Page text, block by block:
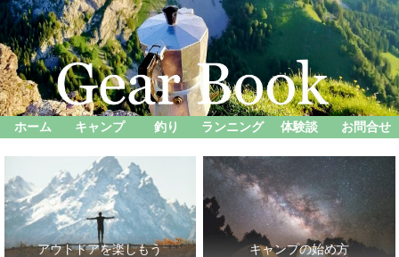
ホーム キャンプ 釣り ランニング 体験談 お問合せ
アウトドアを楽しもう キャンプの始め方